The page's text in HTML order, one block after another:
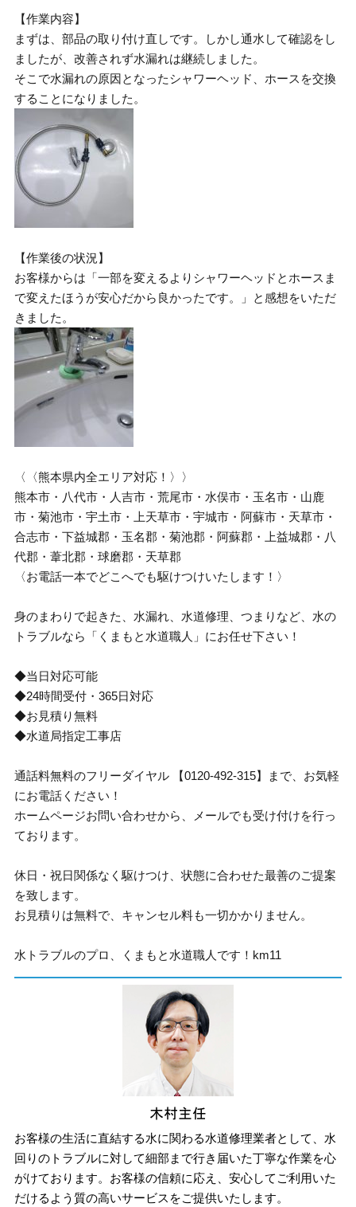
【作業内容】
まずは、部品の取り付け直しです。しかし通水して確認をし
ましたが、改善されず水漏れは継続しました。
そこで水漏れの原因となったシャワーヘッド、ホースを交換
することになりました。
【作業後の状況】
お客様からは「一部を変えるよりシャワーヘッドとホースま
で変えたほうが安心だから良かったです。」と感想をいただ
きました。
〈〈熊本県内全エリア対応！〉〉
熊本市・八代市・人吉市・荒尾市・水俣市・玉名市・山鹿
市・菊池市・宇土市・上天草市・宇城市・阿蘇市・天草市・
合志市・下益城郡・玉名郡・菊池郡・阿蘇郡・上益城郡・八
代郡・葦北郡・球磨郡・天草郡
〈お電話一本でどこへでも駆けつけいたします！〉
身のまわりで起きた、水漏れ、水道修理、つまりなど、水の
トラブルなら「くまもと水道職人」にお任せ下さい！
◆当日対応可能
◆24時間受付・365日対応
◆お見積り無料
◆水道局指定工事店
通話料無料のフリーダイヤル 【0120-492-315】まで、お気軽
にお電話ください！
ホームページお問い合わせから、メールでも受け付けを行っ
ております。
休日・祝日関係なく駆けつけ、状態に合わせた最善のご提案
を致します。
お見積りは無料で、キャンセル料も一切かかりません。
水トラブルのプロ、くまもと水道職人です！km11
お客様の生活に直結する水に関わる水道修理業者として、水
回りのトラブルに対して細部まで行き届いた丁寧な作業を心
がけております。お客様の信頼に応え、安心してご利用いた
だけるよう質の高いサービスをご提供いたします。